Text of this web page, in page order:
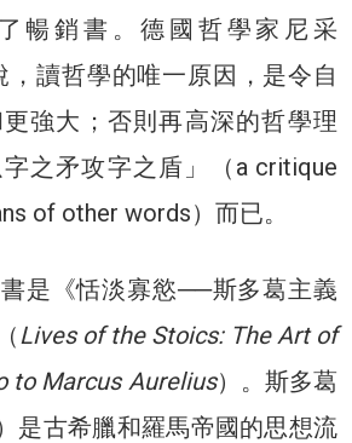
暢銷書。德國哲學家尼采
，讀哲學的唯一原因，是令自
強大；否則再高深的哲學理
之矛攻字之盾」（a critique
of other words）而已。
是《恬淡寡慾──斯多葛主義
Lives of the Stoics: The Art of
to Marcus Aurelius）。斯多葛
是古希臘和羅馬帝國的思想流